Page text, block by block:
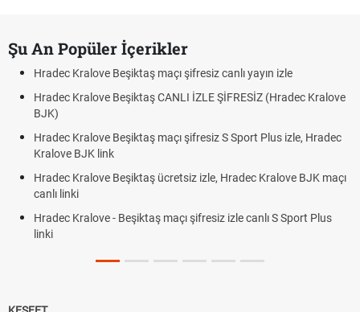
Şu An Popüler İçerikler
Hradec Kralove Beşiktaş maçı şifresiz canlı yayın izle
Hradec Kralove Beşiktaş CANLI İZLE ŞİFRESİZ (Hradec Kralove
BJK)
Hradec Kralove Beşiktaş maçı şifresiz S Sport Plus izle, Hradec
Kralove BJK link
Hradec Kralove Beşiktaş ücretsiz izle, Hradec Kralove BJK maçı
canlı linki
Hradec Kralove - Beşiktaş maçı şifresiz izle canlı S Sport Plus
linki